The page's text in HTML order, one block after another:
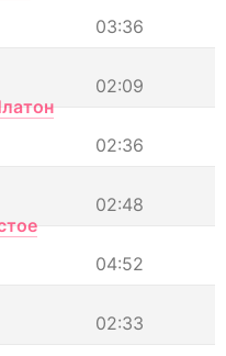
03:36
02:09
02:36
02:48
04:52
02:33